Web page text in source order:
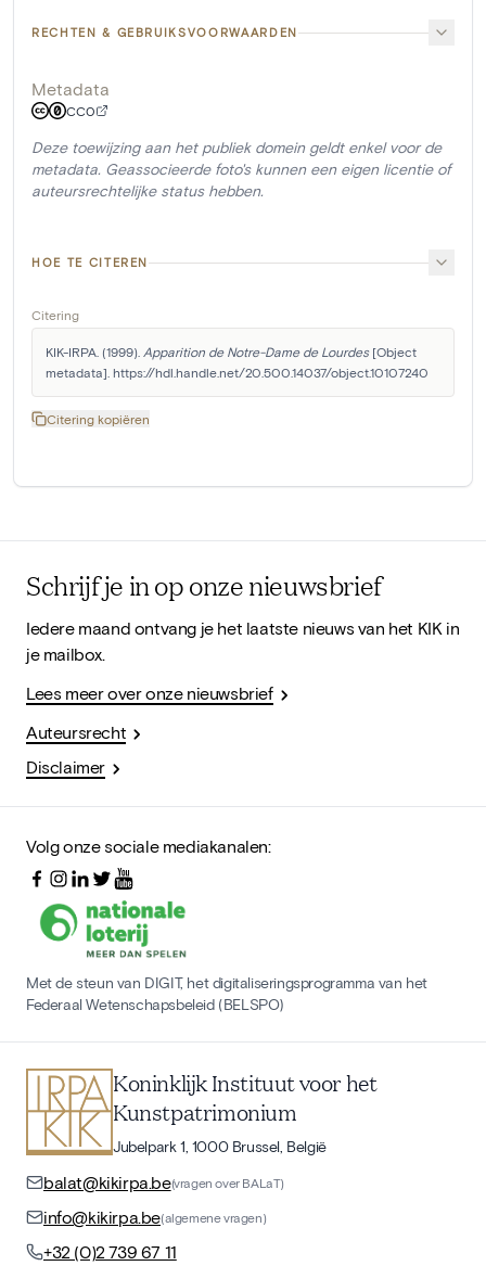
RECHTEN & GEBRUIKSVOORWAARDEN
Metadata
CC0
Deze toewijzing aan het publiek domein geldt enkel voor de
metadata. Geassocieerde foto's kunnen een eigen licentie of
auteursrechtelijke status hebben.
HOE TE CITEREN
Citering
KIK-IRPA. (1999). Apparition de Notre-Dame de Lourdes [Object
metadata]. https://hdl.handle.net/20.500.14037/object.10107240
Citering kopiëren
Schrijf je in op onze nieuwsbrief
Iedere maand ontvang je het laatste nieuws van het KIK in
je mailbox.
Lees meer over onze nieuwsbrief
Auteursrecht
Disclaimer
Volg onze sociale mediakanalen:
Met de steun van DIGIT, het digitaliseringsprogramma van het
Federaal Wetenschapsbeleid (BELSPO)
Koninklijk Instituut voor het
Kunstpatrimonium
Jubelpark 1, 1000 Brussel, België
balat@kikirpa.be(vragen over BALaT)
info@kikirpa.be(algemene vragen)
+32 (0)2 739 67 11